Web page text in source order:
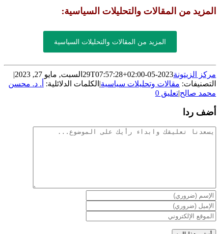
المزيد من المقالات والتحليلات السياسية:
المزيد من المقالات والتحليلات السياسية
مركز الزيتونة2023-05-29T07:57:28+02:00 السبت, مايو 27, 2023
|
التصنيفات: مقالات وتحليلات سياسية| الكلمات الدلائلية: أ. د. محسن
محمد صالح|تعليق 0
أضف ردا
تعليقات